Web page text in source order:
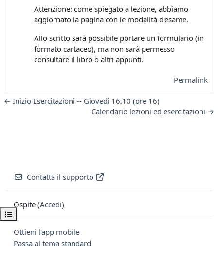
Apri indice del corso
Attenzione: come spiegato a lezione, abbiamo
aggiornato la pagina con le modalità d'esame.
Allo scritto sarà possibile portare un formulario (in
formato cartaceo), ma non sarà permesso
consultare il libro o altri appunti.
Permalink
← Inizio Esercitazioni -- Giovedì 16.10 (ore 16)
Calendario lezioni ed esercitazioni →
Contatta il supporto
Ospite (Accedi)
Ottieni l'app mobile
Passa al tema standard